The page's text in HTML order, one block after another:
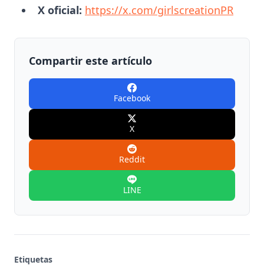
X oficial: https://x.com/girlscreationPR
Compartir este artículo
Facebook
X
Reddit
LINE
Etiquetas